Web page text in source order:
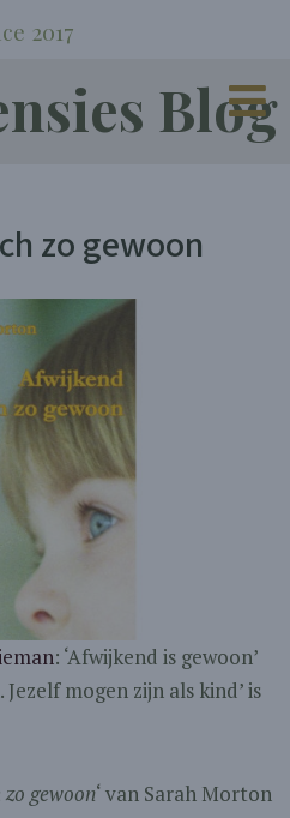
2017
Blog
zo gewoon
: ‘Afwijkend is gewoon’
mogen zijn als kind’ is
gewoon‘ van Sarah Morton